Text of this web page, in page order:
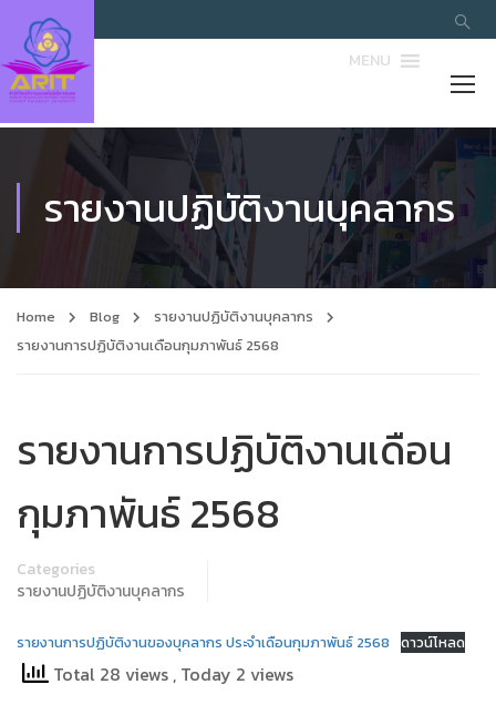
MENU
รายงานปฏิบัติงานบุคลากร
Home Blog
รายงานปฏิบัติงานบุคลากร
รายงานการปฏิบัติงานเดือนกุมภาพันธ์ 2568
รายงานการปฏิบัติงานเดือน
กุมภาพันธ์ 2568
Categories
รายงานปฏิบัติงานบุคลากร
รายงานการปฏิบัติงานของบุคลากร ประจำเดือนกุมภาพันธ์ 2568 ดาวน์โหลด
Total 28 views , Today 2 views